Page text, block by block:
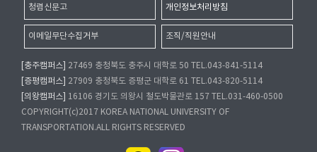
청렴신문고 개인정보처리방침
이메일무단수집거부 조직/직원안내
[충주캠퍼스]
27469 충청북도 충주시 대학로 50 TEL.043-841-5114
[증평캠퍼스]
27909 충청북도 증평군 대학로 61 TEL.043-820-5114
[의왕캠퍼스]
16106 경기도 의왕시 철도박물관로 157 TEL.031-460-0500
COPYRIGHT(c)2017 KOREA NATIONAL UNIVERSITY OF
TRANSPORTATION.ALL RIGHTS RESERVED